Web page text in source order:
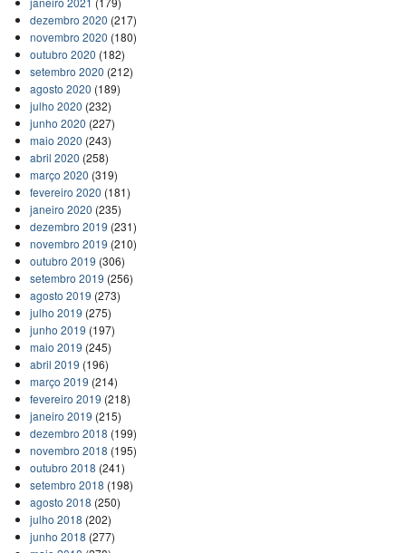
dezembro 2020 (217)
novembro 2020 (180)
outubro 2020 (182)
setembro 2020 (212)
agosto 2020 (189)
julho 2020 (232)
junho 2020 (227)
maio 2020 (243)
abril 2020 (258)
março 2020 (319)
fevereiro 2020 (181)
janeiro 2020 (235)
dezembro 2019 (231)
novembro 2019 (210)
outubro 2019 (306)
setembro 2019 (256)
agosto 2019 (273)
julho 2019 (275)
junho 2019 (197)
maio 2019 (245)
abril 2019 (196)
março 2019 (214)
fevereiro 2019 (218)
janeiro 2019 (215)
dezembro 2018 (199)
novembro 2018 (195)
outubro 2018 (241)
setembro 2018 (198)
agosto 2018 (250)
julho 2018 (202)
junho 2018 (277)